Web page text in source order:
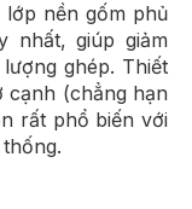
nền gốm phủ
nhất, giúp giảm
ghép. Thiết
cạnh (chẳng hạn
rất phổ biến với